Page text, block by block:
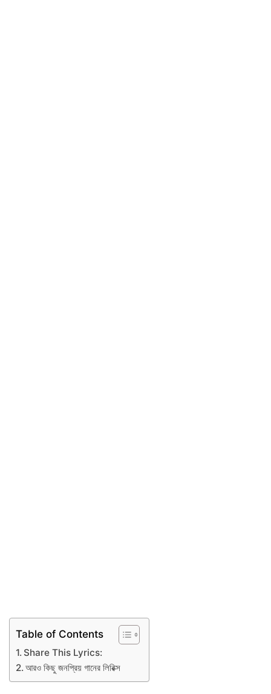
Table of Contents
Share This Lyrics:
আরও কিছু জনপ্রিয় গানের লিরিক্স